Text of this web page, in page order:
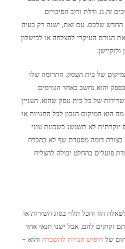
מניב
וטיח על הרצפה?
זה גג ודלת ורוב הסיכויים
החדש שלכם. עם זאת, ישנה רק בעיה
הגורם העיקרי להצלחה או לכישלון
של בית העסק. התרומה שלו
והוא נחשב כאחד הגורמים
של כל בית עסק שהוא. העניין
הוא המיקום הנכון לכל החנויות או
לא תשגשג בשכונת עוני
בצורה דומה מסעדת שף לא בהכרח
פועלים בהחלט יכולה להצליח
הזו והכל תלוי בסוג השירות או
זקוקים להם. אבל ישנו תנאי אחד
של חיפוש חנויות להשכרה והוא –